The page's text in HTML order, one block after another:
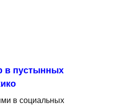
в пустынных
в социальных